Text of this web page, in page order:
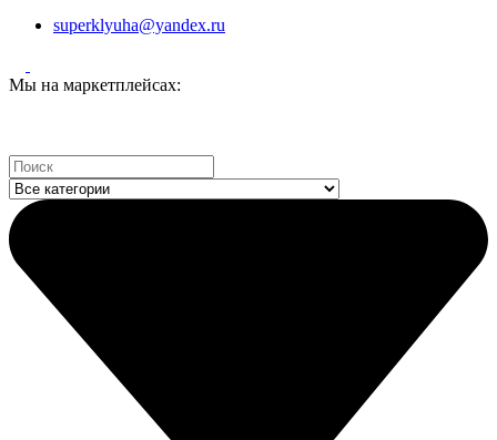
superklyuha@yandex.ru
Мы на маркетплейсах:
Search
...